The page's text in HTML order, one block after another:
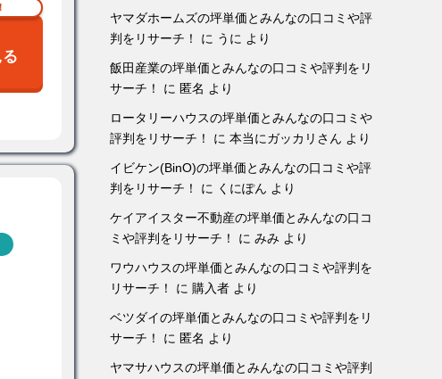
ヤマダホームズの坪単価とみんなの口コミや評
判をリサーチ！
に うに より
飯田産業の坪単価とみんなの口コミや評判をリ
サーチ！
に 匿名 より
ロータリーハウスの坪単価とみんなの口コミや
評判をリサーチ！
に 本当にガッカリさん より
イビケン(BinO)の坪単価とみんなの口コミや評
判をリサーチ！
に くにぽん より
ケイアイスター不動産の坪単価とみんなの口コ
ミや評判をリサーチ！
に みみ より
ワウハウスの坪単価とみんなの口コミや評判を
リサーチ！
に 購入者 より
ベツダイの坪単価とみんなの口コミや評判をリ
サーチ！
に 匿名 より
ヤマサハウスの坪単価とみんなの口コミや評判